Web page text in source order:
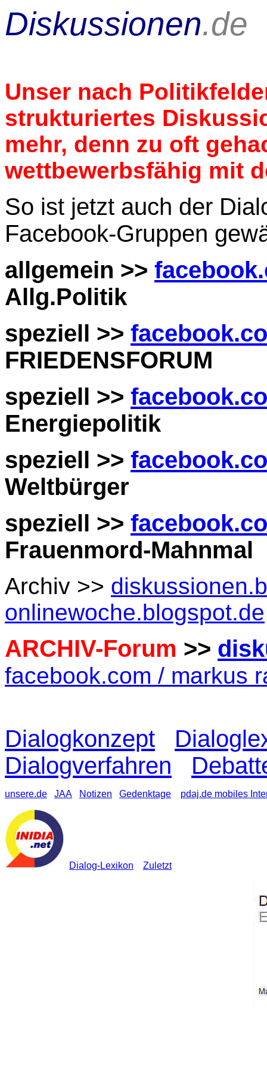
Diskussionen.de
Unser nach
strukturiertes
mehr, denn zu oft
wettbewerbsfähig mit
So ist jetzt auch der
Facebook-Gruppen
allgemein >>
Allg.Politik
speziell >>
FRIEDENSFORUM
speziell >>
Energiepolitik
speziell >>
Weltbürger
speziell >>
Frauenmord-Mahnmal
Archiv >>
onlinewoche.blogspot.de
ARCHIV-Forum >>
facebook.com / markus
Dialogkonzept
Dialogverfahren
unsere.de JAA Notizen Gedenktage pdaj.de mobiles
Dialog-Lexikon Zuletzt